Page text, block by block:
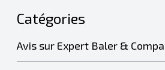
Catégories
Avis sur Expert Baler &